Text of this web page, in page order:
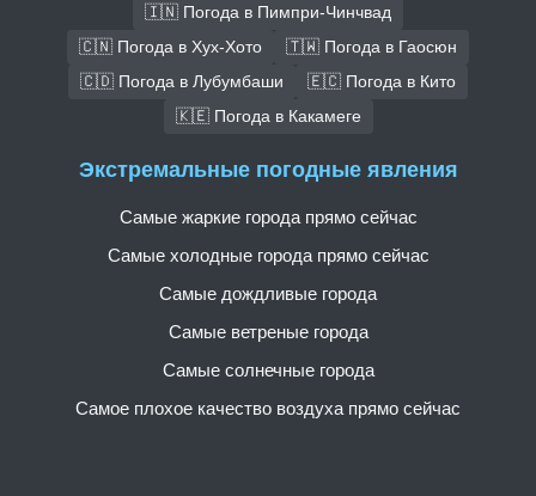
🇮🇳 Погода в Пимпри-Чинчвад
🇨🇳 Погода в Хух-Хото
🇹🇼 Погода в Гаосюн
🇨🇩 Погода в Лубумбаши
🇪🇨 Погода в Кито
🇰🇪 Погода в Какамеге
Экстремальные погодные явления
Самые жаркие города прямо сейчас
Самые холодные города прямо сейчас
Самые дождливые города
Самые ветреные города
Самые солнечные города
Самое плохое качество воздуха прямо сейчас